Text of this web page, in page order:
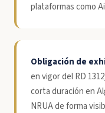
plataformas como
Obligación de
en vigor del RD
corta duración en
NRUA de forma